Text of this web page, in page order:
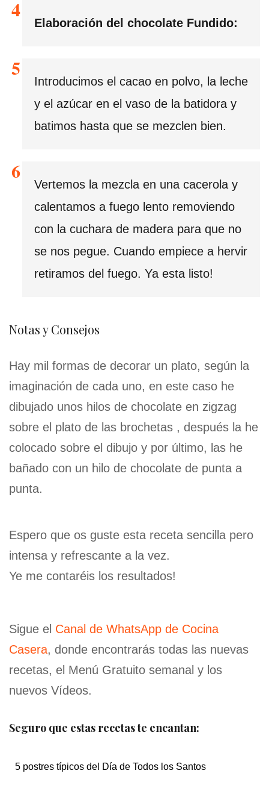
Elaboración del chocolate Fundido:
Introducimos el cacao en polvo, la leche
y el azúcar en el vaso de la batidora y
batimos hasta que se mezclen bien.
Vertemos la mezcla en una cacerola y
calentamos a fuego lento removiendo
con la cuchara de madera para que no
se nos pegue. Cuando empiece a hervir
retiramos del fuego. Ya esta listo!
Notas y Consejos
Hay mil formas de decorar un plato, según la
imaginación de cada uno, en este caso he
dibujado unos hilos de chocolate en zigzag
sobre el plato de las brochetas , después la he
colocado sobre el dibujo y por último, las he
bañado con un hilo de chocolate de punta a
punta.
Espero que os guste esta receta sencilla pero
intensa y refrescante a la vez.
Ye me contaréis los resultados!
Sigue el Canal de WhatsApp de Cocina
Casera, donde encontrarás todas las nuevas
recetas, el Menú Gratuito semanal y los
nuevos Vídeos.
Seguro que estas recetas te encantan:
5 postres típicos del Día de Todos los Santos